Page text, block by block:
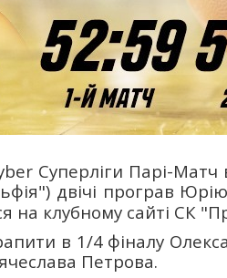
Суперліги Парі-
двічі програв
на клубному сайті СК
в 1/4 фіналу
Петрова.